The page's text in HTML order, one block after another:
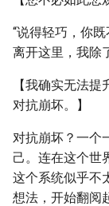
“说得轻巧，你
离开这里，我除
【我确实无法
对抗崩坏。】
对抗崩坏？一个
己。连在这个世
这个系统似乎不
想法，开始翻阅